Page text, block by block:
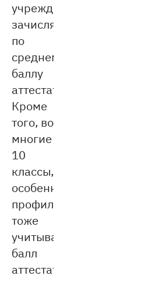
учреждение
зачисляют
по
среднему
баллу
аттестата.
Кроме
того, во
многие
10
классы,
особенно
профильные,
тоже
учитывается
балл
аттестата.